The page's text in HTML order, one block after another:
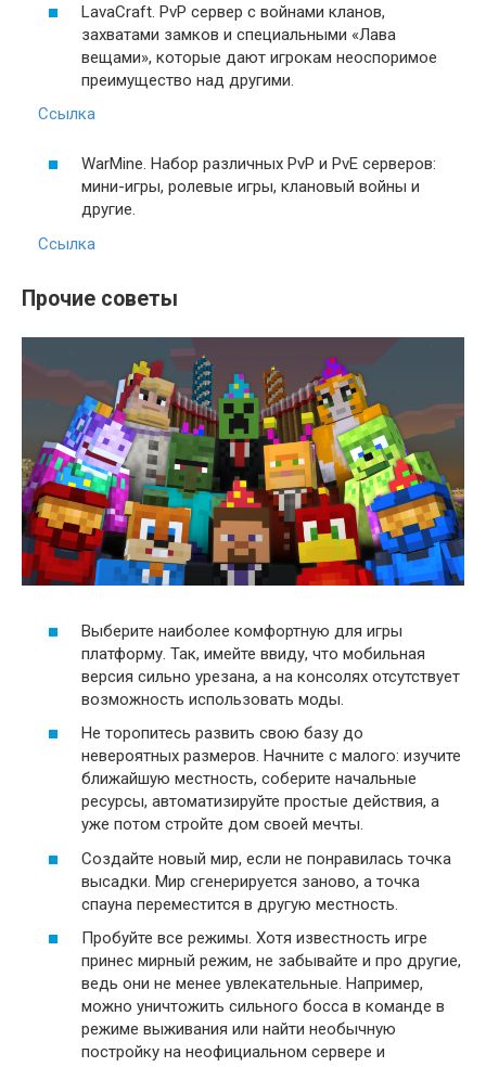
LavaCraft. PvP сервер с войнами кланов,
захватами замков и специальными «Лава
вещами», которые дают игрокам неоспоримое
преимущество над другими.
Ссылка
WarMine. Набор различных PvP и PvE серверов:
мини-игры, ролевые игры, клановый войны и
другие.
Ссылка
Прочие советы
Выберите наиболее комфортную для игры
платформу. Так, имейте ввиду, что мобильная
версия сильно урезана, а на консолях отсутствует
возможность использовать моды.
Не торопитесь развить свою базу до
невероятных размеров. Начните с малого: изучите
ближайшую местность, соберите начальные
ресурсы, автоматизируйте простые действия, а
уже потом стройте дом своей мечты.
Создайте новый мир, если не понравилась точка
высадки. Мир сгенерируется заново, а точка
спауна переместится в другую местность.
Пробуйте все режимы. Хотя известность игре
принес мирный режим, не забывайте и про другие,
ведь они не менее увлекательные. Например,
можно уничтожить сильного босса в команде в
режиме выживания или найти необычную
постройку на неофициальном сервере и